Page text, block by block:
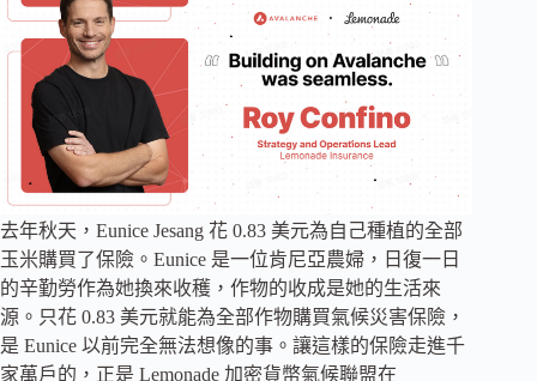
去年秋天，Eunice Jesang 花 0.83 美元為自己種植的全部
玉米購買了保險。Eunice 是一位肯尼亞農婦，日復一日
的辛勤勞作為她換來收穫，作物的收成是她的生活來
源。只花 0.83 美元就能為全部作物購買氣候災害保險，
是 Eunice 以前完全無法想像的事。讓這樣的保險走進千
家萬戶的，正是 Lemonade 加密貨幣氣候聯盟在